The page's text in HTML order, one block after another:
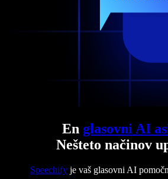
En glasovni AI
Nešteto načinov
Speechifyje vaš glasovni AI